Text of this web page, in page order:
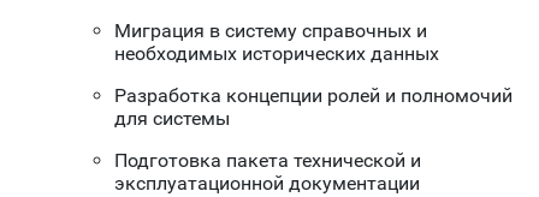
Миграция в систему справочных и
необходимых исторических данных
Разработка концепции ролей и полномочий
для системы
Подготовка пакета технической и
эксплуатационной документации